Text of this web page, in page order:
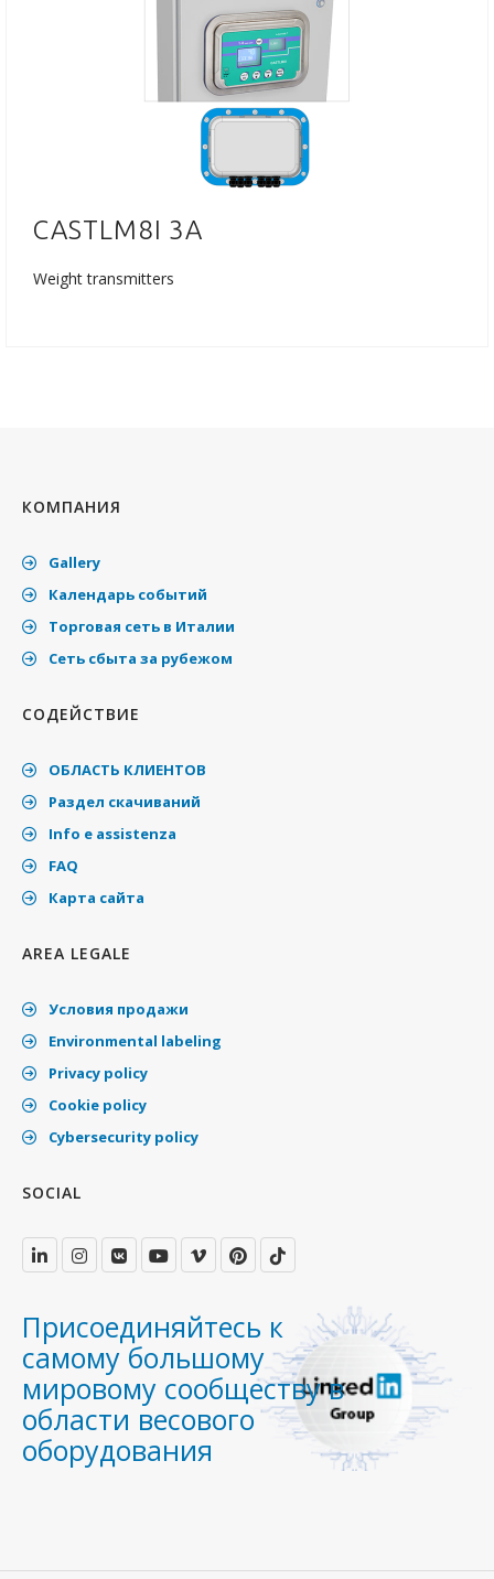
CASTLM8I 3A
Weight transmitters
КОМПАНИЯ
Gallery
Календарь событий
Торговая сеть в Италии
Cеть сбыта за рубежом
СОДЕЙСТВИЕ
ОБЛАСТЬ КЛИЕНТОВ
Раздел скачиваний
Info e assistenza
FAQ
Карта сайта
AREA LEGALE
Условия продажи
Environmental labeling
Privacy policy
Cookie policy
Cybersecurity policy
SOCIAL
Присоединяйтесь к
самому большому
мировому сообществу в
области весового
оборудования